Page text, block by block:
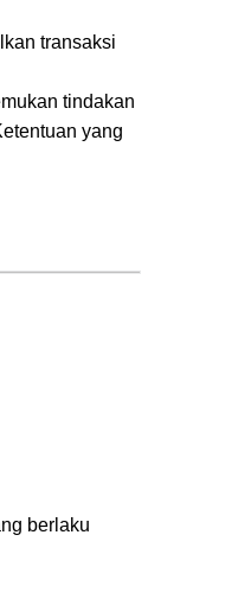
transaksi
tindakan
yang
berlaku